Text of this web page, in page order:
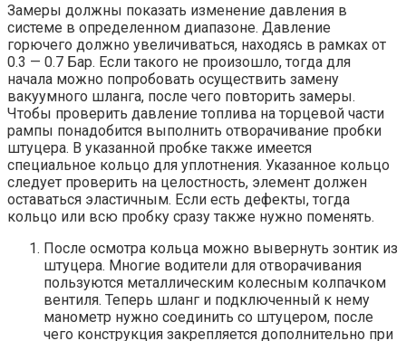
Замеры должны показать изменение давления в
системе в определенном диапазоне. Давление
горючего должно увеличиваться, находясь в рамках от
0.3 — 0.7 Бар. Если такого не произошло, тогда для
начала можно попробовать осуществить замену
вакуумного шланга, после чего повторить замеры.
Чтобы проверить давление топлива на торцевой части
рампы понадобится выполнить отворачивание пробки
штуцера. В указанной пробке также имеется
специальное кольцо для уплотнения. Указанное кольцо
следует проверить на целостность, элемент должен
оставаться эластичным. Если есть дефекты, тогда
кольцо или всю пробку сразу также нужно поменять.
После осмотра кольца можно вывернуть зонтик из
штуцера. Многие водители для отворачивания
пользуются металлическим колесным колпачком
вентиля. Теперь шланг и подключенный к нему
манометр нужно соединить со штуцером, после
чего конструкция закрепляется дополнительно при